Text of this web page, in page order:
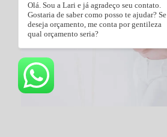
Olá. Sou a Lari e já agradeço seu contato.
Gostaria de saber como posso te ajudar? Se
deseja orçamento, me conta por gentileza
qual orçamento seria?